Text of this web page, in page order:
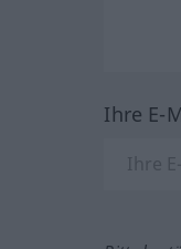
Ihre E-